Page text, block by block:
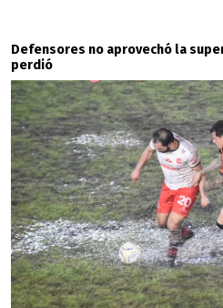
Defensores no aprovechó la
perdió